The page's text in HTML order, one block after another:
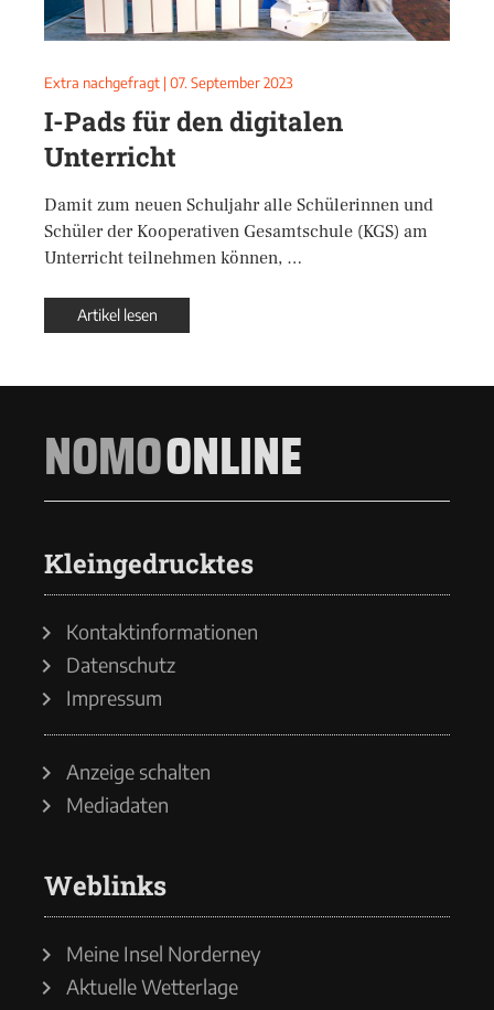
Extra nachgefragt | 07. September 2023
I-Pads für den digitalen
Unterricht
Damit zum neuen Schuljahr alle Schülerinnen und
Schüler der Kooperativen Gesamtschule (KGS) am
Unterricht teilnehmen können, …
Artikel lesen
NOMOONLINE
Kleingedrucktes
Kontaktinformationen
Datenschutz
Impressum
Anzeige schalten
Mediadaten
Weblinks
Meine Insel Norderney
Aktuelle Wetterlage